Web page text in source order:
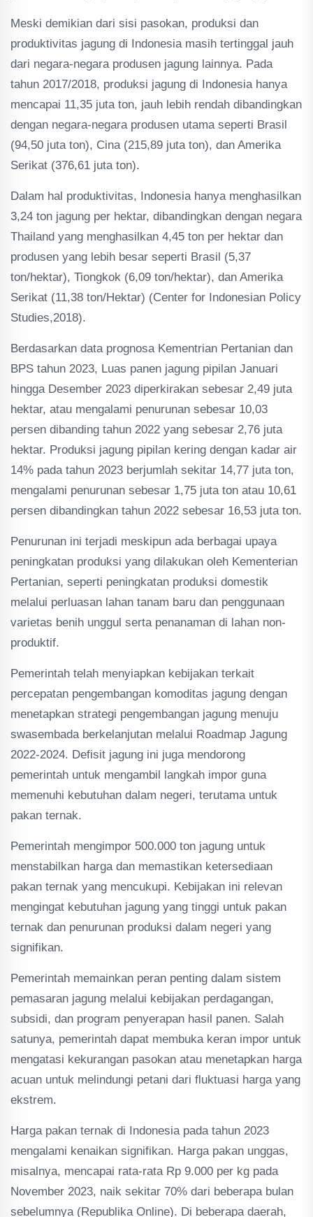
Meski demikian dari sisi pasokan, produksi dan
produktivitas jagung di Indonesia masih tertinggal jauh
dari negara-negara produsen jagung lainnya. Pada
tahun 2017/2018, produksi jagung di Indonesia hanya
mencapai 11,35 juta ton, jauh lebih rendah dibandingkan
dengan negara-negara produsen utama seperti Brasil
(94,50 juta ton), Cina (215,89 juta ton), dan Amerika
Serikat (376,61 juta ton).
Dalam hal produktivitas, Indonesia hanya menghasilkan
3,24 ton jagung per hektar, dibandingkan dengan negara
Thailand yang menghasilkan 4,45 ton per hektar dan
produsen yang lebih besar seperti Brasil (5,37
ton/hektar), Tiongkok (6,09 ton/hektar), dan Amerika
Serikat (11,38 ton/Hektar) (Center for Indonesian Policy
Studies,2018).
Berdasarkan data prognosa Kementrian Pertanian dan
BPS tahun 2023, Luas panen jagung pipilan Januari
hingga Desember 2023 diperkirakan sebesar 2,49 juta
hektar, atau mengalami penurunan sebesar 10,03
persen dibanding tahun 2022 yang sebesar 2,76 juta
hektar. Produksi jagung pipilan kering dengan kadar air
14% pada tahun 2023 berjumlah sekitar 14,77 juta ton,
mengalami penurunan sebesar 1,75 juta ton atau 10,61
persen dibandingkan tahun 2022 sebesar 16,53 juta ton.
Penurunan ini terjadi meskipun ada berbagai upaya
peningkatan produksi yang dilakukan oleh Kementerian
Pertanian, seperti peningkatan produksi domestik
melalui perluasan lahan tanam baru dan penggunaan
varietas benih unggul serta penanaman di lahan non-
produktif​.
Pemerintah telah menyiapkan kebijakan terkait
percepatan pengembangan komoditas jagung dengan
menetapkan strategi pengembangan jagung menuju
swasembada berkelanjutan melalui Roadmap Jagung
2022-2024. Defisit jagung ini juga mendorong
pemerintah untuk mengambil langkah impor guna
memenuhi kebutuhan dalam negeri, terutama untuk
pakan ternak.
Pemerintah mengimpor 500.000 ton jagung untuk
menstabilkan harga dan memastikan ketersediaan
pakan ternak yang mencukupi​​. Kebijakan ini relevan
mengingat kebutuhan jagung yang tinggi untuk pakan
ternak dan penurunan produksi dalam negeri yang
signifikan.
Pemerintah memainkan peran penting dalam sistem
pemasaran jagung melalui kebijakan perdagangan,
subsidi, dan program penyerapan hasil panen. Salah
satunya, pemerintah dapat membuka keran impor untuk
mengatasi kekurangan pasokan atau menetapkan harga
acuan untuk melindungi petani dari fluktuasi harga yang
ekstrem.
Harga pakan ternak di Indonesia pada tahun 2023
mengalami kenaikan signifikan. Harga pakan unggas,
misalnya, mencapai rata-rata Rp 9.000 per kg pada
November 2023, naik sekitar 70% dari beberapa bulan
sebelumnya​ (Republika Online)​. Di beberapa daerah,